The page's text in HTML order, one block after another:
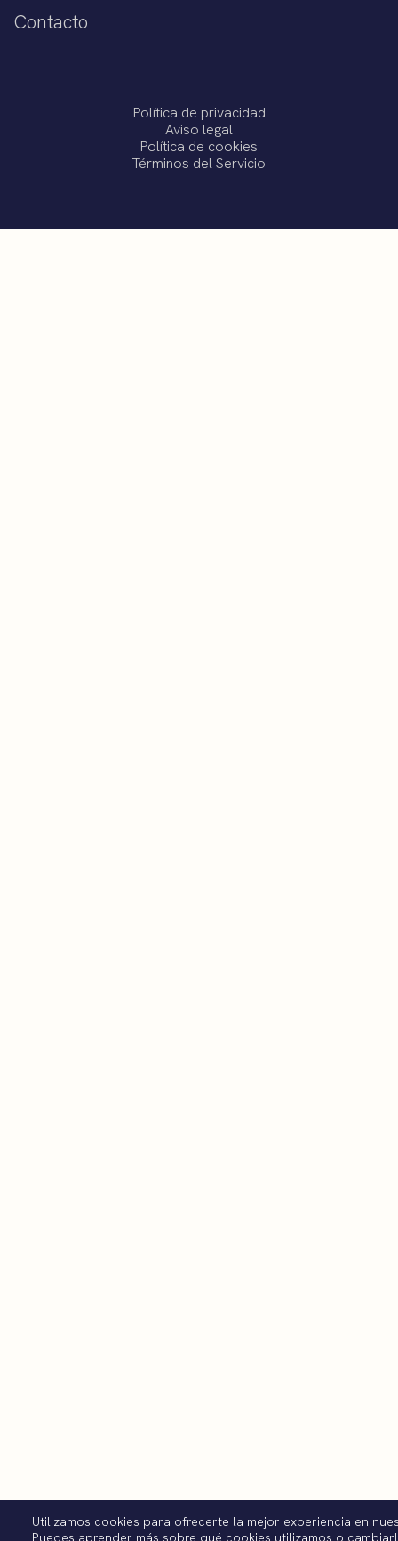
Contacto
Política de privacidad
Aviso legal
Política de cookies
Términos del Servicio
Utilizamos cookies para ofrecerte la mejor experiencia en
Puedes aprender más sobre qué cookies utilizamos o